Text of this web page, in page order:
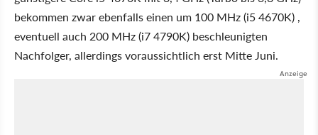
bekommen zwar ebenfalls einen um 100 MHz (i5 4670K) ,
eventuell auch 200 MHz (i7 4790K) beschleunigten
Nachfolger, allerdings voraussichtlich erst Mitte Juni.